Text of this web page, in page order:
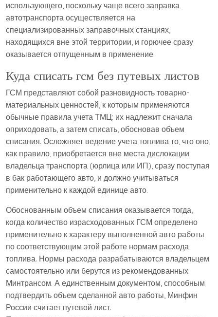
использующего, поскольку чаще всего заправка
автотранспорта осуществляется на
специализированных заправочных станциях,
находящихся вне этой территории, и горючее сразу
оказывается отпущенным в применение.
Куда списать гсм без путевых листов
ГСМ представляют собой разновидность товарно-
материальных ценностей, к которым применяются
обычные правила учета ТМЦ: их надлежит сначала
оприходовать, а затем списать, обосновав объем
списания. Осложняет ведение учета топлива то, что оно,
как правило, приобретается вне места дислокации
владельца транспорта (юрлица или ИП), сразу поступая
в бак работающего авто, и должно учитываться
применительно к каждой единице авто.
Обоснованным объем списания оказывается тогда,
когда количество израсходованных ГСМ определено
применительно к характеру выполненной авто работы
по соответствующим этой работе нормам расхода
топлива. Нормы расхода разрабатываются владельцем
самостоятельно или берутся из рекомендованных
Минтрансом. А единственным документом, способным
подтвердить объем сделанной авто работы, Минфин
России считает путевой лист.